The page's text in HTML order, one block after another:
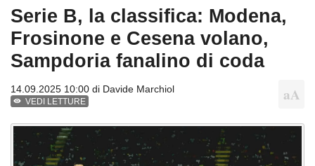
Serie B, la classifica: Modena,
Frosinone e Cesena volano,
Sampdoria fanalino di coda
14.09.2025 10:00 di Davide Marchiol
VEDI LETTURE